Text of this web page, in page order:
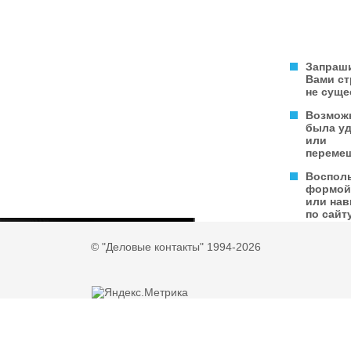
Вами
не
была
или
формой
или
по
© "Деловые контакты" 1994-2026